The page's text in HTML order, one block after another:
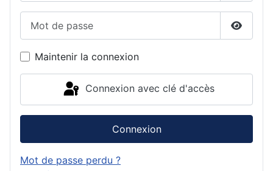
Maintenir la connexion
Connexion avec clé d'accès
Connexion
Mot de passe perdu ?